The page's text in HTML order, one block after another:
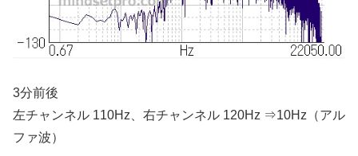
3分前後
左チャンネル 110Hz、右チャンネル 120Hz ⇒10Hz（アル
ファ波）